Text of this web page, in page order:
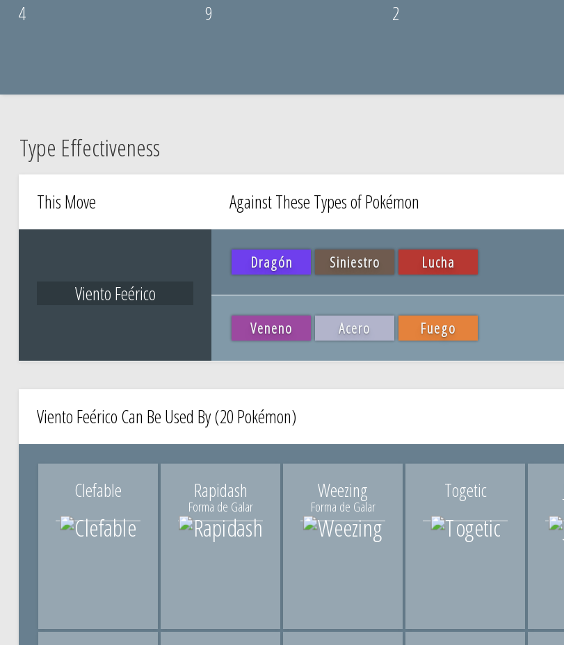
4 9 2
Type Effectiveness
This Move Against These Types of Pokémon
Viento Feérico
Dragón Siniestro Lucha
Veneno Acero Fuego
Viento Feérico Can Be Used By (20 Pokémon)
Clefable Rapidash
Forma de Galar
Weezing
Forma de Galar
Togetic